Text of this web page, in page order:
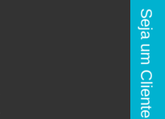
Seja um Cliente